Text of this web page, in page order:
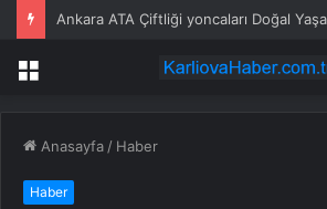
Menü
Anasayfa / Haber
Haber